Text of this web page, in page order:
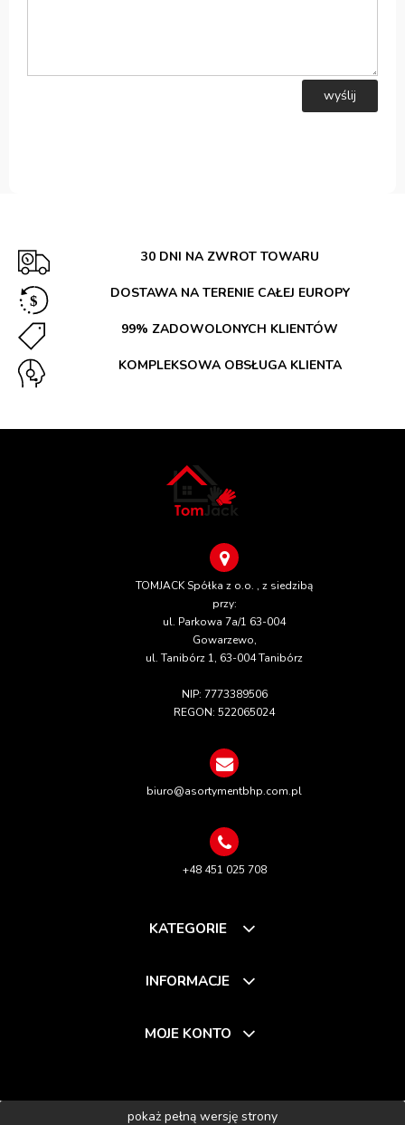
wyślij
30 DNI NA ZWROT TOWARU
DOSTAWA NA TERENIE CAŁEJ EUROPY
99% ZADOWOLONYCH KLIENTÓW
KOMPLEKSOWA OBSŁUGA KLIENTA
TOMJACK Spółka z o.o. , z siedzibą
przy:
ul. Parkowa 7a/1 63-004
Gowarzewo,
ul. Tanibórz 1, 63-004 Tanibórz
NIP: 7773389506
REGON: 522065024
biuro@asortymentbhp.com.pl
+48 451 025 708
KATEGORIE
INFORMACJE
MOJE KONTO
pokaż pełną wersję strony